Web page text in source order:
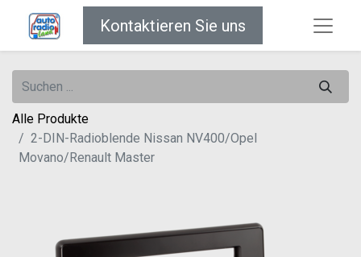
Kontaktieren Sie uns
Alle Produkte
2-DIN-Radioblende Nissan NV400/Opel
Movano/Renault Master